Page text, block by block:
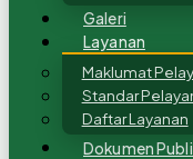
Galeri
Layanan
Maklumat
Standar
Daftar Layanan
Dokumen